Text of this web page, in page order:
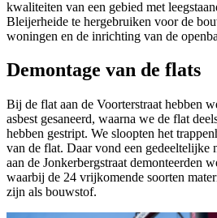
kwaliteiten van een gebied met
Bleijerheide te hergebruiken voor de
woningen en de inrichting van de
Demontage van de flats
Bij de flat aan de Voorterstraat hebben
asbest gesaneerd, waarna we de flat
hebben gestript. We sloopten het
van de flat. Daar vond een gedeeltelijke
aan de Jonkerbergstraat demonteerden
waarbij de 24 vrijkomende soorten
zijn als bouwstof.